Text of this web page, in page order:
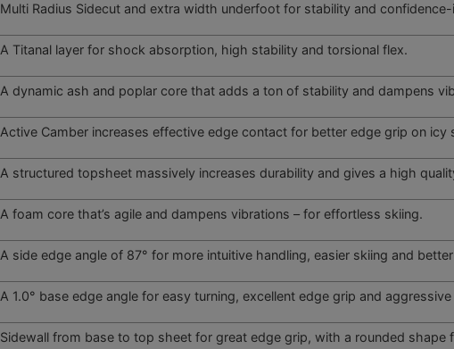
Multi Radius Sidecut and extra width underfoot for stability and
A Titanal layer for shock absorption, high stability and torsional flex.
A dynamic ash and poplar core that adds a ton of stability and dampens
Active Camber increases effective edge contact for better edge grip on icy
A structured topsheet massively increases durability and gives a high
A foam core that’s agile and dampens vibrations – for effortless skiing.
A side edge angle of 87° for more intuitive handling, easier skiing and
A 1.0° base edge angle for easy turning, excellent edge grip and
Sidewall from base to top sheet for great edge grip, with a rounded shape